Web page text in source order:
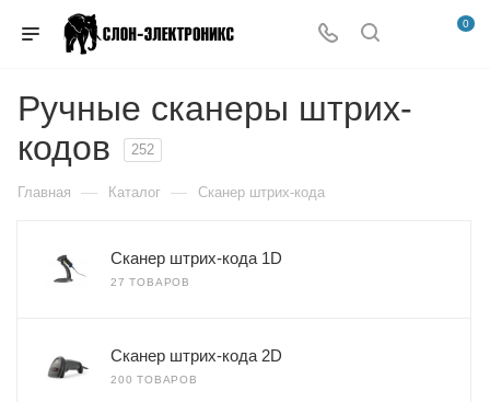
0
Ручные сканеры штрих-
кодов
252
Главная — Каталог — Сканер штрих-кода
Сканер штрих-кода 1D
27 ТОВАРОВ
Сканер штрих-кода 2D
200 ТОВАРОВ